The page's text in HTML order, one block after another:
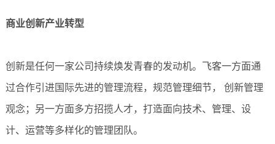
商业创新产业转型
创新是任何一家公司持续焕发青春的发动机。飞客一方面通
过合作引进国际先进的管理流程，规范管理细节， 创新管理
观念；另一方面多方招揽人才，打造面向技术、管理、设
计、运营等多样化的管理团队。